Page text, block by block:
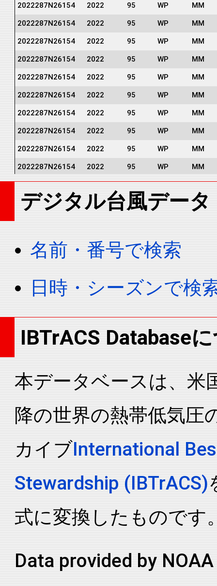
2022287N26154
2022 95 WP MM
2022287N26154 2022 95 WP MM
2022287N26154 2022 95 WP MM
2022287N26154 2022 95 WP MM
2022287N26154 2022 95 WP MM
2022287N26154 2022 95 WP MM
2022287N26154 2022 95 WP MM
2022287N26154 2022 95 WP MM
2022287N26154 2022 95 WP MM
2022287N26154 2022 95 WP MM
2022287N26154 2022 95 WP MM
2022287N26154 2022 95 WP MM
2022287N26154 2022 95 WP
2022287N26154 2022 95 WP MM
デジタル台風データ
名前・番号で検索
日時・シーズンで検
IBTrACS Database
本データベースは、米
降の世界の熱帯低気圧
カイブInternational
Stewardship (IBTrACS)
式に変換したものです
Data provided by